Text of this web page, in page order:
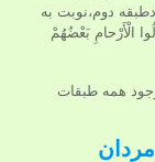
دوم،نوبت به
الْأَرْحامِ بَعْضُهُمْ
همه طبقات